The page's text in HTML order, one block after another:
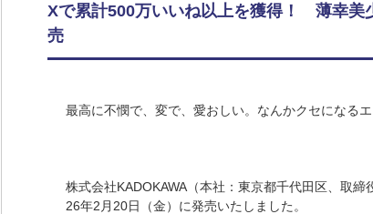
Xで累計500万いいね以上を獲得！ 薄幸美
売
最高に不憫で、変で、愛おしい。なんかクセになる
株式会社KADOKAWA（本社：東京都千代田区、取
26年2月20日（金）に発売いたしました。